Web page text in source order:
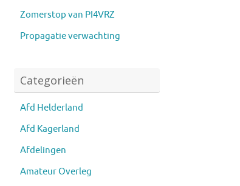
Zomerstop van PI4VRZ
Propagatie verwachting
Categorieën
Afd Helderland
Afd Kagerland
Afdelingen
Amateur Overleg